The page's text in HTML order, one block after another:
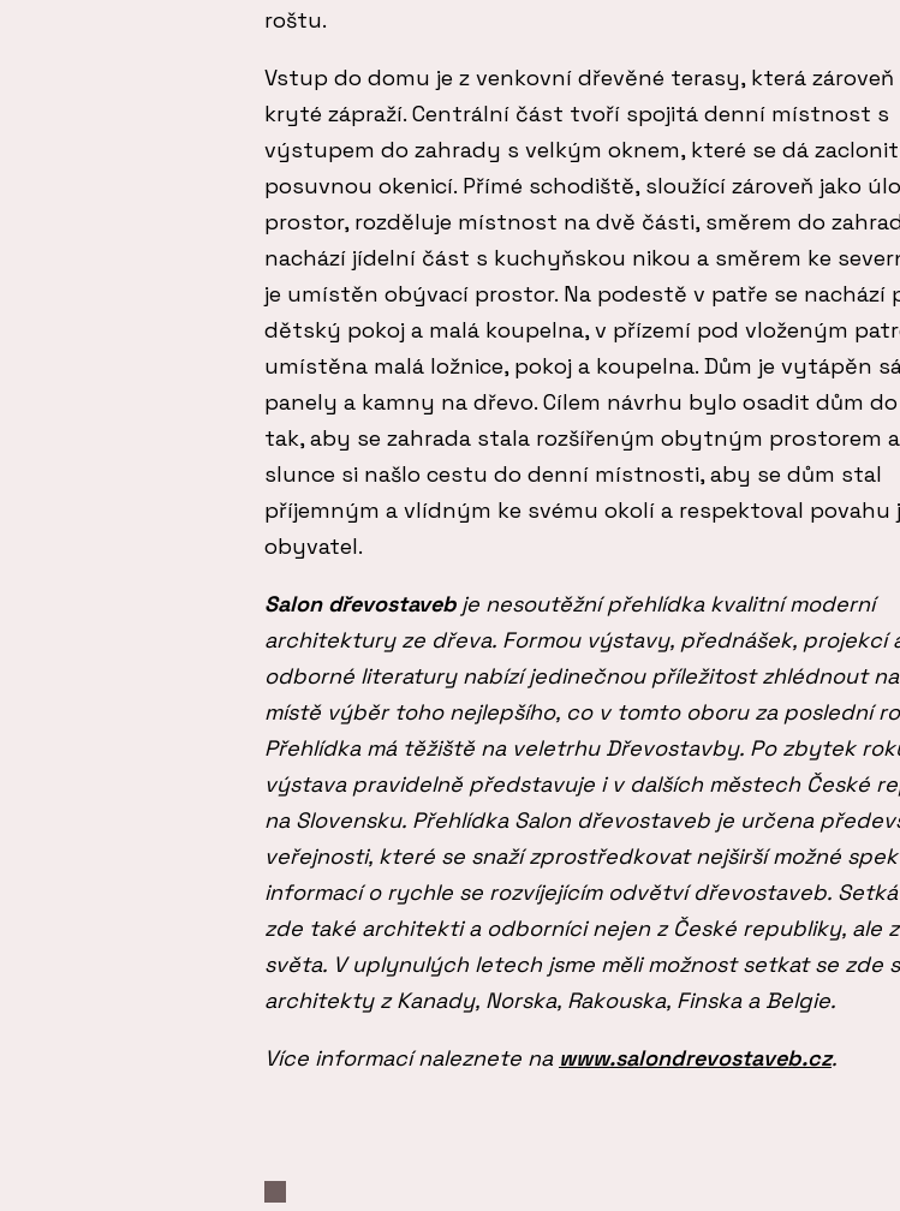
roštu.
Vstup do domu je z venkovní dřevěné terasy, která
kryté zápraží. Centrální část tvoří spojitá denní místnost s
výstupem do zahrady s velkým oknem, které se dá zaclonit
posuvnou okenicí. Přímé schodiště, sloužící zároveň jako
prostor, rozděluje místnost na dvě části, směrem do
nachází jídelní část s kuchyňskou nikou a směrem ke
je umístěn obývací prostor. Na podestě v patře se nachází
dětský pokoj a malá koupelna, v přízemí pod vloženým
umístěna malá ložnice, pokoj a koupelna. Dům je vytápěn
panely a kamny na dřevo. Cílem návrhu bylo osadit dům
tak, aby se zahrada stala rozšířeným obytným prostorem
slunce si našlo cestu do denní místnosti, aby se dům stal
příjemným a vlídným ke svému okolí a respektoval povahu
obyvatel.
Salon dřevostavebje nesoutěžní přehlídka kvalitní moderní
architektury ze dřeva. Formou výstavy, přednášek, projekcí
odborné literatury nabízí jedinečnou příležitost zhlédnout
místě výběr toho nejlepšího, co v tomto oboru za poslední
Přehlídka má těžiště na veletrhu Dřevostavby. Po zbytek
výstava pravidelně představuje i v dalších městech České
na Slovensku. Přehlídka Salon dřevostaveb je určena
veřejnosti, které se snaží zprostředkovat nejširší možné
informací o rychle se rozvíjejícím odvětví dřevostaveb.
zde také architekti a odborníci nejen z České republiky, ale
světa. V uplynulých letech jsme měli možnost setkat se zde s
architekty z Kanady, Norska, Rakouska, Finska a Belgie.
Více informací naleznete na www.salondrevostaveb.cz.